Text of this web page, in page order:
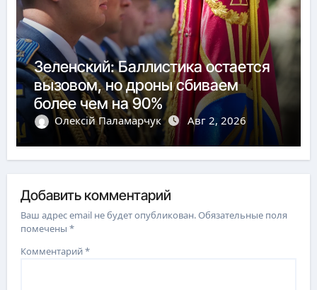
Зеленский: Баллистика остается
вызовом, но дроны сбиваем
более чем на 90%
Олексій Паламарчук Авг 2, 2026
Добавить комментарий
Ваш адрес email не будет опубликован.Обязательные поля
помечены*
Комментарий*